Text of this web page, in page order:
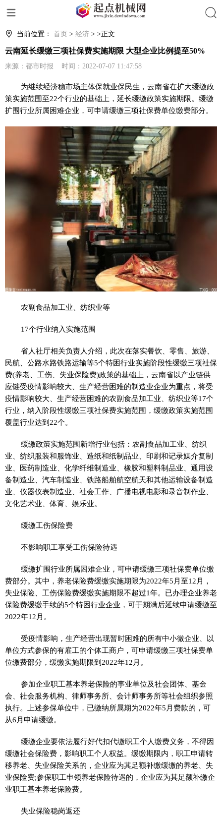
当前位置： 首页 > 经济 > >正文
云南延长缓缴三项社保费实施期限 大型企业比例提至50%
来源：都市时报 时间：2022-07-07 11:47:58
为继续经济稳市场主体保就业保民生，云南省在扩大缓缴政
策实施范围至22个行业的基础上，延长缓缴政策实施期限。缓缴
扩围行业所属困难企业，可申请缓缴三项社保费单位缴费部分。
农副食品加工业、纺织业等
17个行业纳入实施范围
省人社厅相关负责人介绍，此次在落实餐饮、零售、旅游、
民航、公路水路铁路运输等5个特困行业实施阶段性缓缴三项社保
费(养老、工伤、失业保险费)政策的基础上，云南省以产业链供
应链受疫情影响较大、生产经营困难的制造业企业为重点，将受
疫情影响较大、生产经营困难的农副食品加工业、纺织业等17个
行业，纳入阶段性缓缴三项社保费实施范围，缓缴政策实施范围
覆盖行业达到22个。
缓缴政策实施范围新增行业包括：农副食品加工业、纺织
业、纺织服装和服饰业、造纸和纸制品业、印刷和记录媒介复制
业、医药制造业、化学纤维制造业、橡胶和塑料制品业、通用设
备制造业、汽车制造业、铁路船舶航空航天和其他运输设备制造
业、仪器仪表制造业、社会工作、广播电视电影和录音制作业、
文化艺术业、体育、娱乐业。
缓缴工伤保险费
不影响职工享受工伤保险待遇
缓缴扩围行业所属困难企业，可申请缓缴三项社保费单位缴
费部分。其中，养老保险费缓缴实施期限为2022年5月至12月，
失业保险、工伤保险费缓缴实施期限不超过1年。已办理企业养老
保险费缓缴手续的5个特困行业企业，可于期满后延续申请缓缴至
2022年12月。
受疫情影响，生产经营出现暂时困难的所有中小微企业、以
单位方式参保的有雇工的个体工商户，可申请缓缴三项社保费单
位缴费部分，缓缴实施期限到2022年12月。
参加企业职工基本养老保险的事业单位及社会团体、 基金
会、社会服务机构、律师事务所、会计师事务所等社会组织参照
执行。上述参保单位中，已缴纳所属期为2022年5月费款的，可
从6月申请缓缴。
缓缴企业要依法履行好代扣代缴职工个人缴费义务，不得因
缓缴社会保险费，影响职工个人权益。缓缴期限内，职工申请转
移养老、失业保险关系的，企业应为其足额补缴缓缴的养老、失
业保险费;参保职工申领养老保险待遇的，企业应为其足额补缴企
业职工基本养老保险费。
失业保险稳岗返还